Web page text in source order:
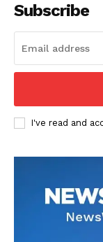
Subscribe
I've read and